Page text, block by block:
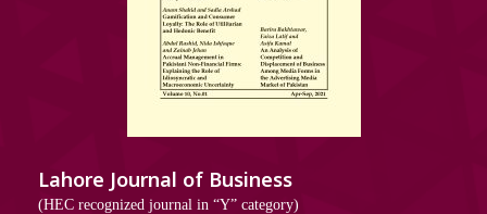
Lahore Journal of Business
(HEC recognized journal in “Y” category)